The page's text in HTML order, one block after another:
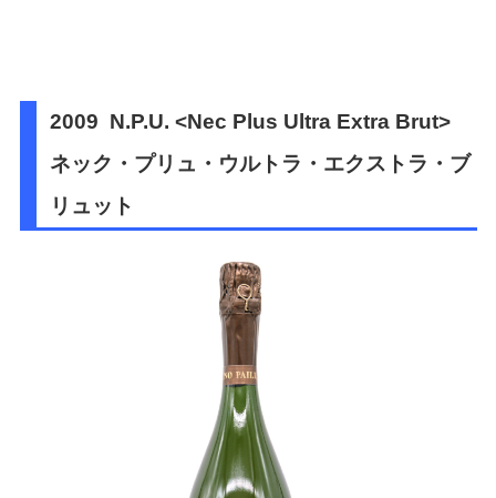
2009 N.P.U. <Nec Plus Ultra Extra Brut>
ネック・プリュ・ウルトラ・エクストラ・ブ
リュット